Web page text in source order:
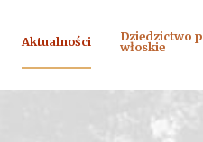
Aktualności Dziedzictwo
włoskie